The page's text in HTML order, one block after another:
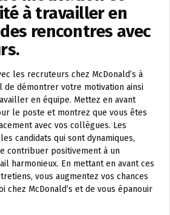
à travailler en
rencontres avec
les recruteurs chez McDonald’s à
de démontrer votre motivation ainsi
en équipe. Mettez en avant
le poste et montrez que vous êtes
avec vos collègues. Les
candidats qui sont dynamiques,
contribuer positivement à un
harmonieux. En mettant en avant ces
vous augmentez vos chances
chez McDonald’s et de vous épanouir